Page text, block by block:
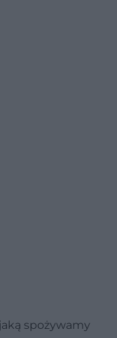
spożywamy